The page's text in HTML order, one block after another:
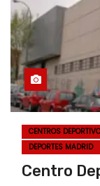
CENTROS
DEPORTES MADRID
Centro